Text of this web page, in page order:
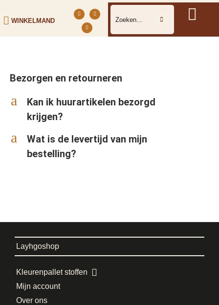
WINKELMAND
Bezorgen en retourneren
a
Kan ik huurartikelen bezorgd
krijgen?
a
Wat is de levertijd van mijn
bestelling?
Layhgoshop
Kleurenpallet stoffen
Mijn account
Over ons